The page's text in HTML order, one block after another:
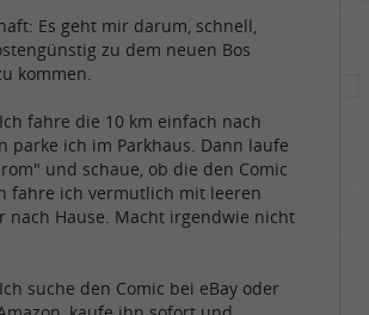
Es geht mir darum, schnell,
zu dem neuen Bos
kommen.
fahre die 10 km einfach nach
parke ich im Parkhaus. Dann laufe
und schaue, ob die den Comic
fahre ich vermutlich mit leeren
nach Hause. Macht irgendwie nicht
suche den Comic bei eBay oder